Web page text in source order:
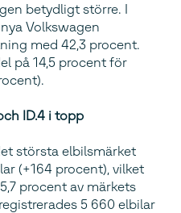
betydligt större. I
Volkswagen
med 42,3 procent.
på 14,5 procent för
ID.4 i topp
största elbilsmärket
(+164 procent), vilket
procent av märkets
5 660 elbilar